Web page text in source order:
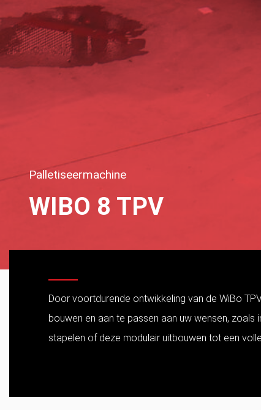
Palletiseermachine
WIBO 8 TPV
Door voortdurende ontwikkeling van de WiBo
bouwen en aan te passen aan uw wensen, zoals
stapelen of deze modulair uitbouwen tot een